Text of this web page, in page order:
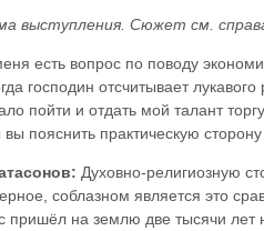
выступления. Сюжет см.
есть вопрос по поводу
господин отсчитывает
пойти и отдать мой талант
пояснить практическую
Духовно-религиозную
соблазном является это
пришёл на землю две тысячи лет